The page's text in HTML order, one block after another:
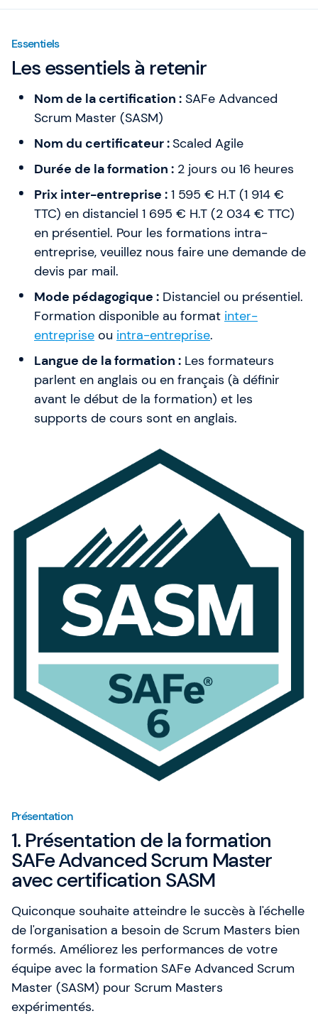
Essentiels
Les essentiels à retenir
Nom de la certification : SAFe Advanced
Scrum Master (SASM)
Nom du certificateur :Scaled Agile
Durée de la formation : 2 jours ou 16 heures
Prix inter-entreprise : 1 595 € H.T (1 914 €
TTC) en distanciel 1 695 € H.T (2 034 € TTC)
en présentiel. Pour les formations intra-
entreprise, veuillez nous faire une demande de
devis par mail.
Mode pédagogique : Distanciel ou présentiel.
Formation disponible au format inter-
entreprise ou intra-entreprise.
Langue de la formation : Les formateurs
parlent en anglais ou en français (à définir
avant le début de la formation) et les
supports de cours sont en anglais.
Présentation
1. Présentation de la formation
SAFe Advanced Scrum Master
avec certification SASM
Quiconque souhaite atteindre le succès à l'échelle
de l'organisation a besoin de Scrum Masters bien
formés. Améliorez les performances de votre
équipe avec la formation SAFe Advanced Scrum
Master (SASM) pour Scrum Masters
expérimentés.